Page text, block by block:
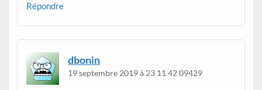
Répondre
dbonin
19 septembre 2019 à 23 11 42 09429